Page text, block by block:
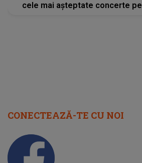
cele mai așteptate concerte pe
CONECTEAZĂ-TE CU NOI